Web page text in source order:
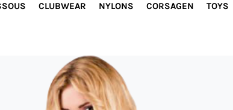
CLUBWEAR NYLONS CORSAGEN TOYS